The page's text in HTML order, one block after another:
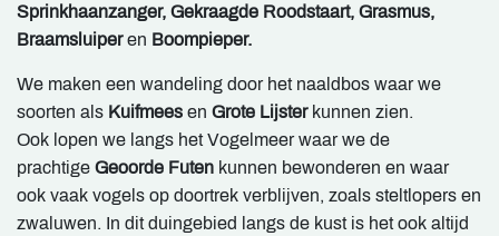
Sprinkhaanzanger, Gekraagde Roodstaart, Grasmus,
Braamsluiperen Boompieper.
We maken een wandeling door het naaldbos waar we
soorten als Kuifmees en Grote Lijsterkunnen zien.
Ook lopen we langs het Vogelmeer waar we de
prachtige Geoorde Futen kunnen bewonderen en waar
ook vaak vogels op doortrek verblijven, zoals steltlopers en
zwaluwen. In dit duingebied langs de kust is het ook altijd